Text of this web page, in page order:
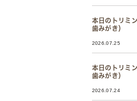
本日のトリミ
歯みがき）
2026.07.25
本日のトリミ
歯みがき）
2026.07.24